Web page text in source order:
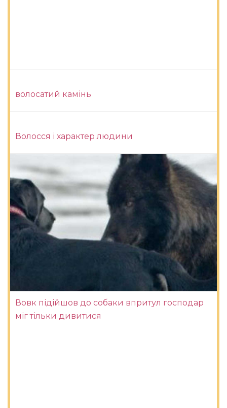
волосатий камінь
Волосся і характер людини
Вовк підійшов до собаки впритул господар
міг тільки дивитися